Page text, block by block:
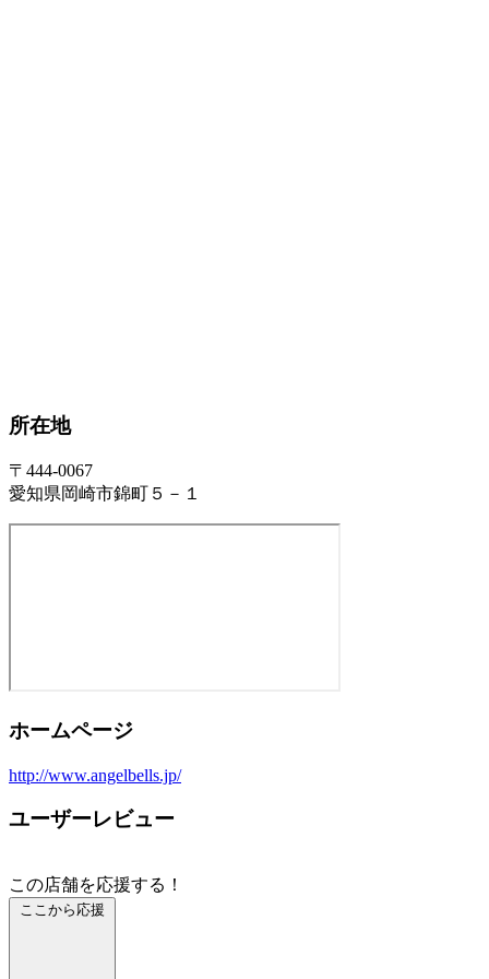
所在地
〒444-0067
愛知県岡崎市錦町５－１
ホームページ
http://www.angelbells.jp/
ユーザーレビュー
この店舗を応援する！
ここから応援